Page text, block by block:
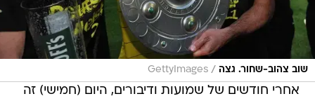
שוב צהוב-שחור. גצה /
GettyImages
אחרי חודשים של שמועות ודיבורים, היום (חמישי) זה